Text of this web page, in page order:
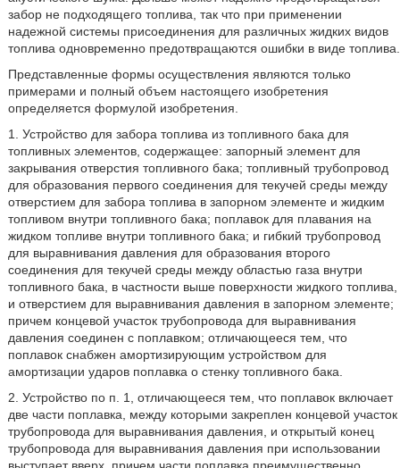
забор не подходящего топлива, так что при применении
надежной системы присоединения для различных жидких видов
топлива одновременно предотвращаются ошибки в виде топлива.
Представленные формы осуществления являются только
примерами и полный объем настоящего изобретения
определяется формулой изобретения.
1. Устройство для забора топлива из топливного бака для
топливных элементов, содержащее: запорный элемент для
закрывания отверстия топливного бака; топливный трубопровод
для образования первого соединения для текучей среды между
отверстием для забора топлива в запорном элементе и жидким
топливом внутри топливного бака; поплавок для плавания на
жидком топливе внутри топливного бака; и гибкий трубопровод
для выравнивания давления для образования второго
соединения для текучей среды между областью газа внутри
топливного бака, в частности выше поверхности жидкого топлива,
и отверстием для выравнивания давления в запорном элементе;
причем концевой участок трубопровода для выравнивания
давления соединен с поплавком; отличающееся тем, что
поплавок снабжен амортизирующим устройством для
амортизации ударов поплавка о стенку топливного бака.
2. Устройство по п. 1, отличающееся тем, что поплавок включает
две части поплавка, между которыми закреплен концевой участок
трубопровода для выравнивания давления, и открытый конец
трубопровода для выравнивания давления при использовании